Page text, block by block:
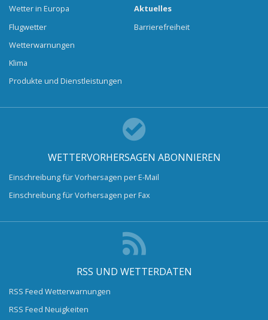
Wetter in Europa
Flugwetter
Wetterwarnungen
Klima
Produkte und Dienstleistungen
Aktuelles
Barrierefreiheit
WETTERVORHERSAGEN ABONNIEREN
Einschreibung für Vorhersagen per E-Mail
Einschreibung für Vorhersagen per Fax
RSS UND WETTERDATEN
RSS Feed Wetterwarnungen
RSS Feed Neuigkeiten